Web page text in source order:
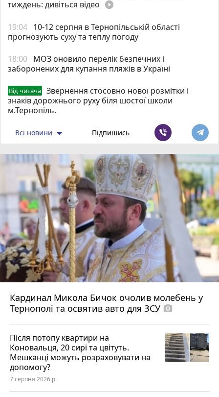
тиждень: дивіться відео play_circle_filled
19:04 10-12 серпня в Тернопільській області
прогнозують суху та теплу погоду
18:00 МОЗ оновило перелік безпечних і
заборонених для купання пляжів в Україні
Від читача
Звернення стосовно нової розмітки і
знаків дорожнього руху біля шостої школи
м.Тернопіль.
Всі новини Підпишись
Кардинал Микола Бичок очолив молебень у
Тернополі та освятив авто для ЗСУ photo_camera
Після потопу квартири на
Коновальця, 20 сирі та цвітуть.
Мешканці можуть розраховувати на
допомогу?
7 серпня 2026 р.